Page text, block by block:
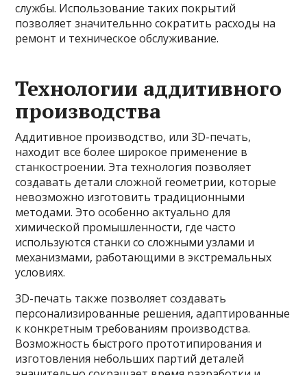
службы. Использование таких покрытий
позволяет значительнно сократить расходы на
ремонт и техническое обслуживание.
Технологии аддитивного
производства
Аддитивное производство, или 3D-печать,
находит все более широкое применение в
станкостроении. Эта технология позволяет
создавать детали сложной геометрии, которые
невозможно изготовить традиционными
методами. Это особенно актуально для
химической промышленности, где часто
используются станки со сложными узлами и
механизмами, работающими в экстремальных
условиях.
3D-печать также позволяет создавать
персонализированные решения, адаптированные
к конкретным требованиям производства.
Возможность быстрого прототипирования и
изготовления небольших партий деталей